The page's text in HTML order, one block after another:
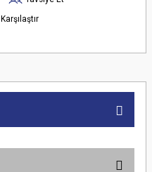
Karşılaştır